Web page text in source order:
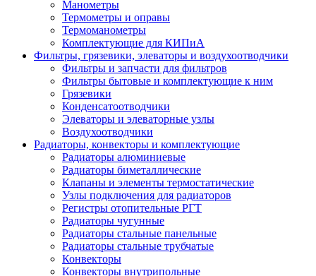
Манометры
Термометры и оправы
Термоманометры
Комплектующие для КИПиА
Фильтры, грязевики, элеваторы и воздухоотводчики
Фильтры и запчасти для фильтров
Фильтры бытовые и комплектующие к ним
Грязевики
Конденсатоотводчики
Элеваторы и элеваторные узлы
Воздухоотводчики
Радиаторы, конвекторы и комплектующие
Радиаторы алюминиевые
Радиаторы биметаллические
Клапаны и элементы термостатические
Узлы подключения для радиаторов
Регистры отопительные РГТ
Радиаторы чугунные
Радиаторы стальные панельные
Радиаторы стальные трубчатые
Конвекторы
Конвекторы внутрипольные